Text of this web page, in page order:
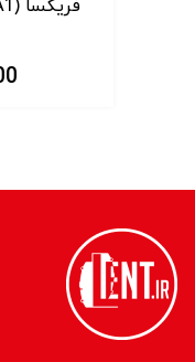
فریکسا (Frixa-A1)